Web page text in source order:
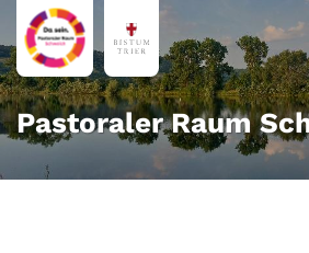
Zum Inhalt springen
Pastoraler Raum